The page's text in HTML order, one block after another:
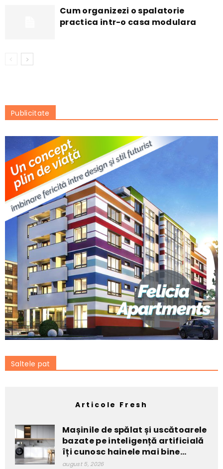
Cum organizezi o spalatorie
practica intr-o casa modulara
Publicitate
Saltele pat
Articole Fresh
Mașinile de spălat și uscătoarele
bazate pe inteligență artificială
îți cunosc hainele mai bine...
august 5, 2026